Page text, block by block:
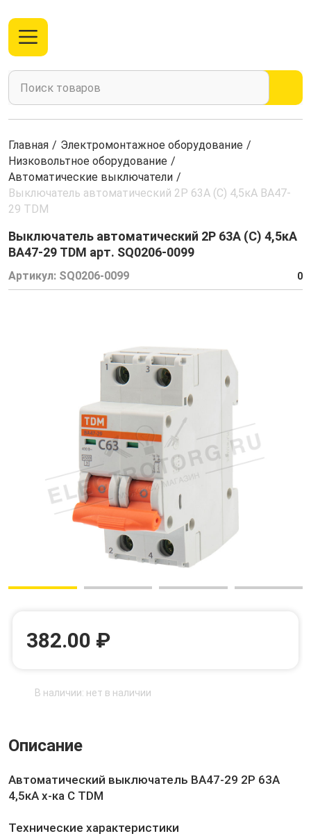
Главная / Электромонтажное оборудование /
Низковольтное оборудование /
Автоматические выключатели /
Выключатель автоматический 2Р 63А (С) 4,5кА ВА47-
29 TDM
Выключатель автоматический 2Р 63А (С) 4,5кА
ВА47-29 TDM арт. SQ0206-0099
Артикул: SQ0206-0099 0
382.00 ₽
В наличии: нет в наличии
Описание
Автоматический выключатель ВА47-29 2Р 63А
4,5кА х-ка С TDM
Технические характеристики